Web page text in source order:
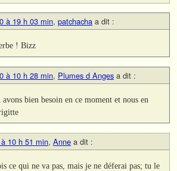
à 19 h 03 min, patchacha a dit :
! Bizz
à 10 h 28 min, Plumes d Anges a dit :
bien besoin en ce moment et nous en
10 h 51 min, Anne a dit :
ce qui ne va pas, mais je ne déferai pas; tu le